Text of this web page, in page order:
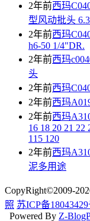
2年前西玛
型风动批头
2年前西玛
h6-50 1/4"DR.
2年前西玛
头
2年前西玛
2年前西玛
2年前西玛
16 18 20 21 22
115 120
2年前西玛
泥多用途
CopyRight©2009-
照 苏ICP备
Powered By Z-